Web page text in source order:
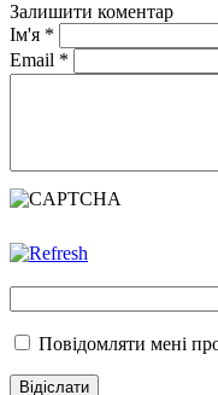
Залишити коментар
Ім'я *
Email *
Повідомляти мені